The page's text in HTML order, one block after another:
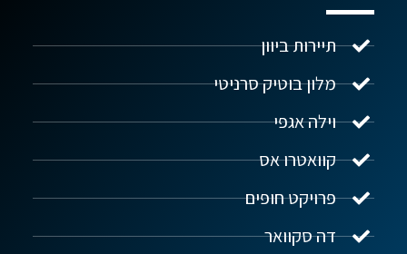
תיירות ביוון
מלון בוטיק סרניטי
וילה אגפי
קוואטרו אס
פרויקט חופים
דה סקוואר
נדל"ן ביוון G.R.E
שלום! איך אפשר לעזור?